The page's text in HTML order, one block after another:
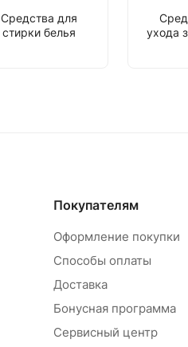
Средства для
стирки белья
ухода
Покупателям
Оформление покупки
Способы оплаты
Доставка
Бонусная программа
Сервисный центр